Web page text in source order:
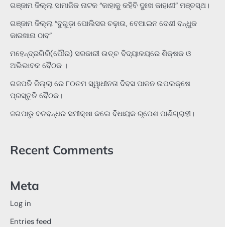
ଗଞ୍ଜାମ ଜିଲ୍ଲା ସାମାଜିକ ନାଟକ “କାହାକୁ କହିବି ଦୁଃଖ କାହାଣୀ” ମଞ୍ଚସ୍ଥ।
ଗଞ୍ଜାମ ଜିଲ୍ଲା “ବୁଗୁଡ଼ା ପୋଲିସର ଚଢ଼ାଉ, ବେଆଇନ ଦେଶୀ ବନ୍ଧୁକ
କାରଖାନା ଠାବ”
ମହେନ୍ଦ୍ରଗିରି(ପୌର) ସରକାରୀ ଉଚ୍ଚ ବିଦ୍ୟାଳୟରେ ଶିକ୍ଷକ ଓ
ଅଭିଭାବକ ବୈଠକ ।
ଗଜପତି ଜିଲ୍ଲା ରେ ୮୦ତମ ସ୍ୱାଧୀନତା ଦିବସ ପାଳନ ଉପଲକ୍ଷେ
ପ୍ରସ୍ତୁତି ବୈଠକ।
ଜଗପାଡୁ ବଡବନ୍ଧର ସମୀକ୍ଷା କଲେ ବିଧାୟକ ରୂପେଶ ପାଣିଗ୍ରାହୀ।
Recent Comments
Meta
Log in
Entries feed